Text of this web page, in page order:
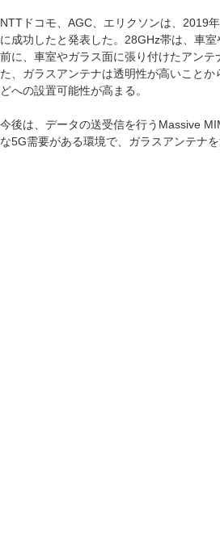
NTTドコモ、AGC、エリクソンは、2019
に成功したと発表した。28GHz帯は、車
前に、車室やガラス面に張り付けたアン
た、ガラスアンテナは透明性が高いこと
どへの設置可能性が高まる。
今後は、データの送受信を行うMassive
な5G需要がある環境で、ガラスアンテナ